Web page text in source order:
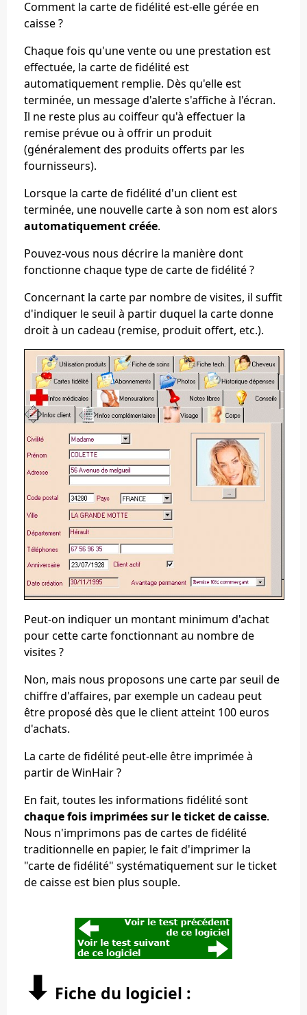
Comment la carte de fidélité est-elle gérée en
caisse ?
Chaque fois qu'une vente ou une prestation est
effectuée, la carte de fidélité est
automatiquement remplie. Dès qu'elle est
terminée, un message d'alerte s'affiche à l'écran.
Il ne reste plus au coiffeur qu'à effectuer la
remise prévue ou à offrir un produit
(généralement des produits offerts par les
fournisseurs).
Lorsque la carte de fidélité d'un client est
terminée, une nouvelle carte à son nom est alors
automatiquement créée.
Pouvez-vous nous décrire la manière dont
fonctionne chaque type de carte de fidélité ?
Concernant la carte par nombre de visites, il suffit
d'indiquer le seuil à partir duquel la carte donne
droit à un cadeau (remise, produit offert, etc.).
Peut-on indiquer un montant minimum d'achat
pour cette carte fonctionnant au nombre de
visites ?
Non, mais nous proposons une carte par seuil de
chiffre d'affaires, par exemple un cadeau peut
être proposé dès que le client atteint 100 euros
d'achats.
La carte de fidélité peut-elle être imprimée à
partir de WinHair ?
En fait, toutes les informations fidélité sont
chaque fois imprimées sur le ticket de caisse.
Nous n'imprimons pas de cartes de fidélité
traditionnelle en papier, le fait d'imprimer la
"carte de fidélité" systématiquement sur le ticket
de caisse est bien plus souple.
⬇︎ Fiche du logiciel :